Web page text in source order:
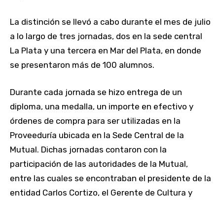
La distinción se llevó a cabo durante el mes de julio
a lo largo de tres jornadas, dos en la sede central
La Plata y una tercera en Mar del Plata, en donde
se presentaron más de 100 alumnos.
Durante cada jornada se hizo entrega de un
diploma, una medalla, un importe en efectivo y
órdenes de compra para ser utilizadas en la
Proveeduría ubicada en la Sede Central de la
Mutual. Dichas jornadas contaron con la
participación de las autoridades de la Mutual,
entre las cuales se encontraban el presidente de la
entidad Carlos Cortizo, el Gerente de Cultura y